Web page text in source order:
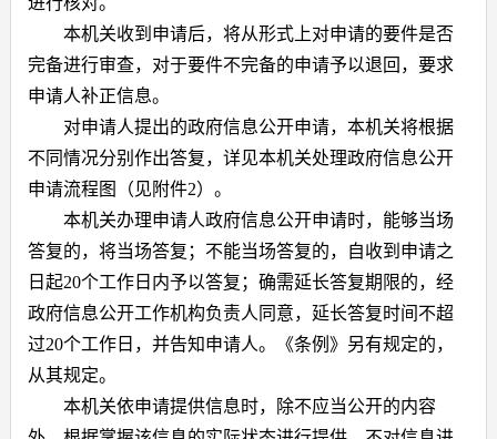
本机关收到申请后，将从形式上对申请的要件是否
完备进行审查，对于要件不完备的申请予以退回，要求
申请人补正信息。
对申请人提出的政府信息公开申请，本机关将根据
不同情况分别作出答复，详见本机关处理政府信息公开
申请流程图（见附件2）。
本机关办理申请人政府信息公开申请时，能够当场
答复的，将当场答复；不能当场答复的，自收到申请之
日起20个工作日内予以答复；确需延长答复期限的，经
政府信息公开工作机构负责人同意，延长答复时间不超
过20个工作日，并告知申请人。《条例》另有规定的，
从其规定。
本机关依申请提供信息时，除不应当公开的内容